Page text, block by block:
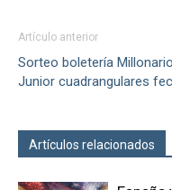
Artículo anterior
Sorteo boletería
Junior cuadrangulares
Artículos relacionados